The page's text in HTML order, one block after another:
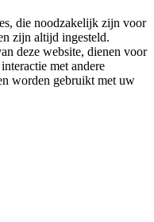
die noodzakelijk zijn voor
zijn altijd ingesteld.
deze website, dienen voor
met andere
worden gebruikt met uw